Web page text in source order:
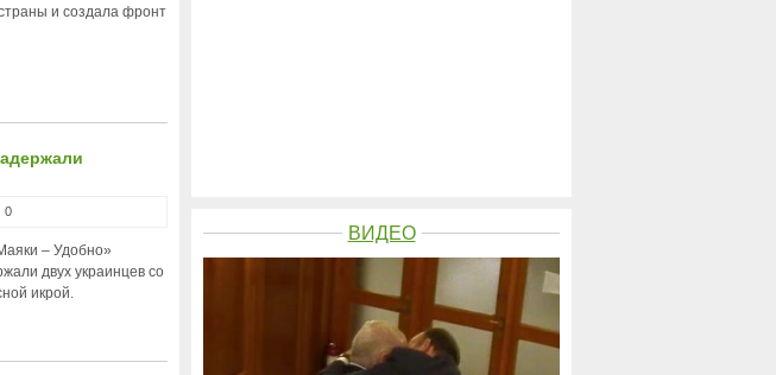
и создала фронт
0
– Удобно»
двух украинцев со
икрой.
ВИДЕО